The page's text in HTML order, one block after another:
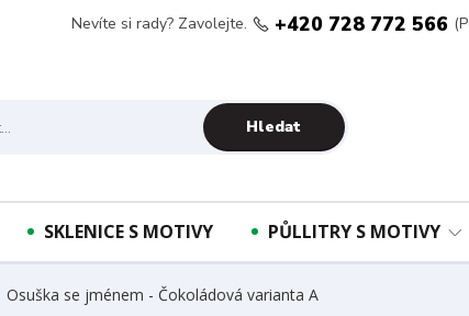
Hledat
Nevíte si rady? Zavolejte. +420 728 772 566
SKLENICE S MOTIVY PŮLLITRY S MOTIVY
Osuška se jménem - Čokoládová varianta A